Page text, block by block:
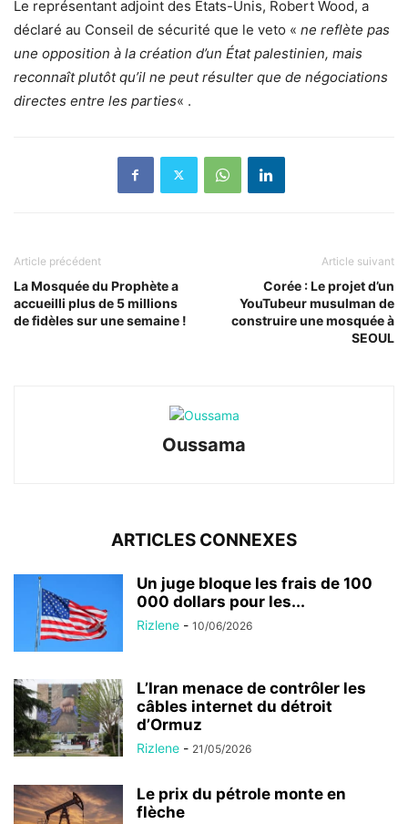
Le représentant adjoint des États-Unis, Robert Wood, a
déclaré au Conseil de sécurité que le veto « ne reflète pas
une opposition à la création d’un État palestinien, mais
reconnaît plutôt qu’il ne peut résulter que de négociations
directes entre les parties« .
Article précédent
La Mosquée du Prophète a
accueilli plus de 5 millions
de fidèles sur une semaine !
Article suivant
Corée : Le projet d’un
YouTubeur musulman de
construire une mosquée à
SEOUL
Oussama
ARTICLES CONNEXES
Un juge bloque les frais de 100
000 dollars pour les...
Rizlene - 10/06/2026
L’Iran menace de contrôler les
câbles internet du détroit
d’Ormuz
Rizlene - 21/05/2026
Le prix du pétrole monte en
flèche